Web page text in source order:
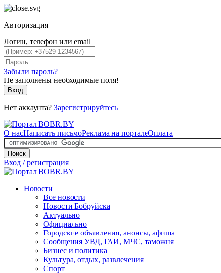
Авторизация
Логин, телефон или email
Забыли пароль?
Не заполнены необходимые поля!
Вход
Нет аккаунта? Зарегистрируйтесь
О насНаписать письмоРеклама на порталеОплата
Поиск
Вход / регистрация
Новости
Все новости
Новости Бобруйска
Актуально
Официально
Городские объявления, анонсы, афиша
Сообщения УВД, ГАИ, МЧС, таможня
Бизнес и политика
Культура, отдых, развлечения
Спорт